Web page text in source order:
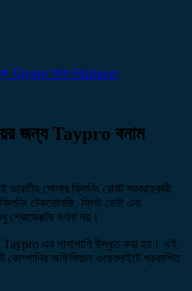
Taypro বনাম Skilancer
জন্য Taypro বনাম
সোলার ক্লিনিং রোবট সরবরাহকারী
টেকনোলজি, ফ্লিট ডেটা এবং
প্রোজেক্টের গণনা নয়।
Taypro এর পাশাপাশি উদ্ধৃত করা হয়। এই
কোম্পানির অফিসিয়াল ওয়েবসাইটে প্রকাশিত